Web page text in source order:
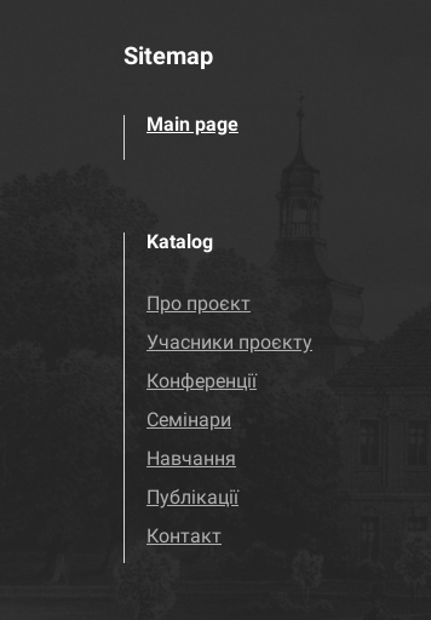
Sitemap
Main page
Katalog
Про проєкт
Учасники проєкту
Конференції
Семінари
Навчання
Публікації
Контакт